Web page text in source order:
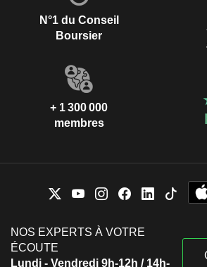
N°1 du Conseil
Boursier
+ 1 300 000
membres
NOS EXPERTS À VOTRE
ÉCOUTE
Lundi - Vendredi 9h-12h / 14h-